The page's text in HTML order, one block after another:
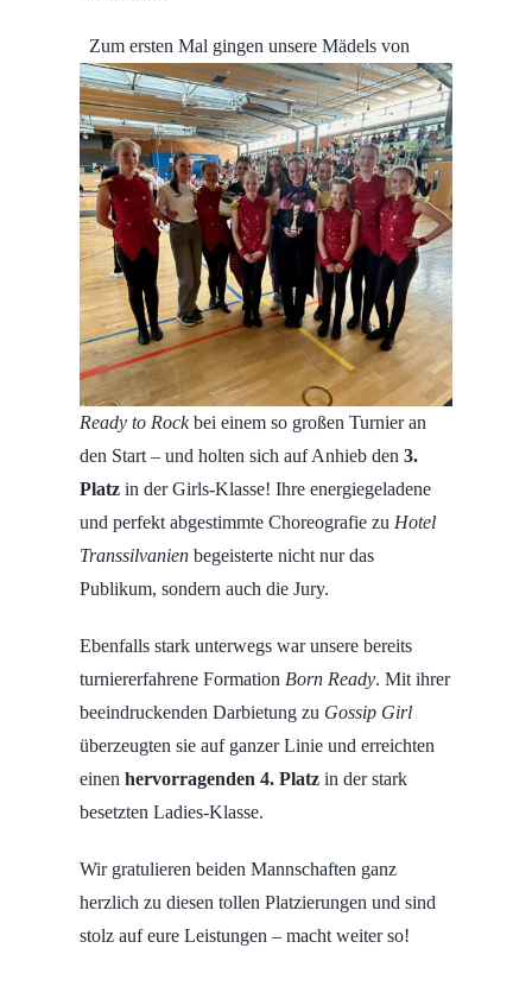
Zum ersten Mal gingen unsere Mädels von
Ready to Rockbei einem so großen Turnier an
den Start – und holten sich auf Anhieb den 3.
Platzin der Girls-Klasse! Ihre energiegeladene
und perfekt abgestimmte Choreografie zu Hotel
Transsilvanienbegeisterte nicht nur das
Publikum, sondern auch die Jury.
Ebenfalls stark unterwegs war unsere bereits
turniererfahrene Formation Born Ready. Mit ihrer
beeindruckenden Darbietung zu Gossip Girl
überzeugten sie auf ganzer Linie und erreichten
einen hervorragenden 4. Platzin der stark
besetzten Ladies-Klasse.
Wir gratulieren beiden Mannschaften ganz
herzlich zu diesen tollen Platzierungen und sind
stolz auf eure Leistungen – macht weiter so!